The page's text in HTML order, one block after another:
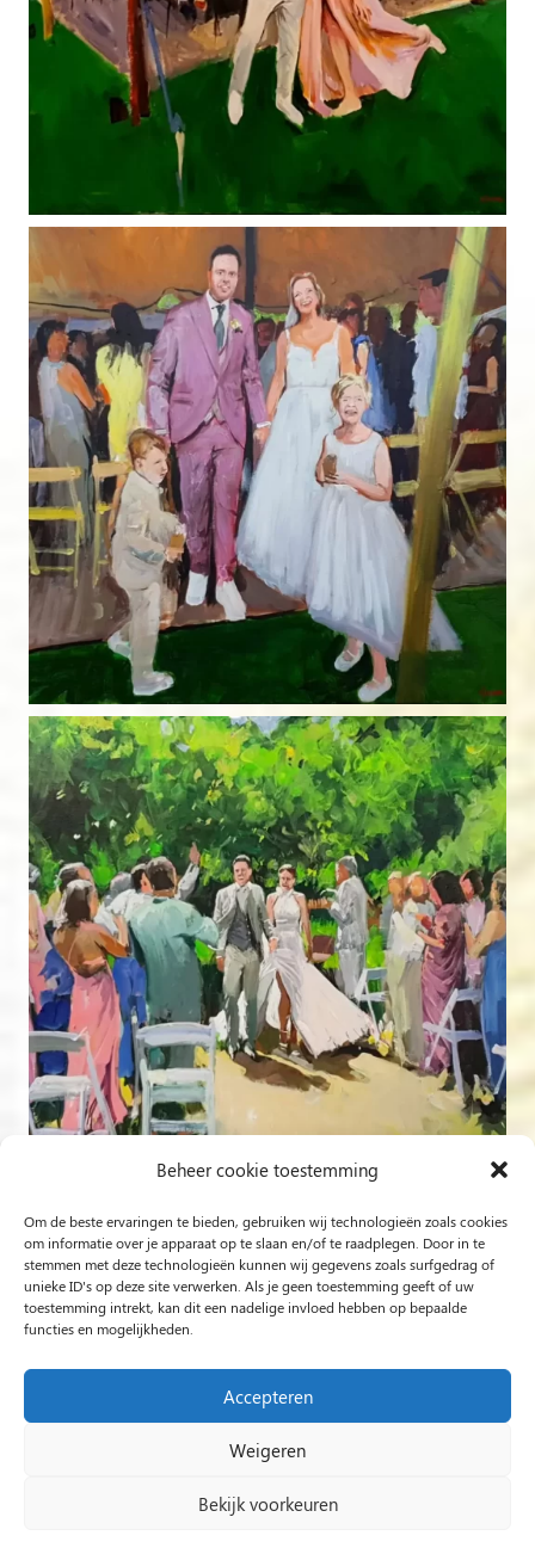
Beheer cookie toestemming
Om de beste ervaringen te bieden, gebruiken wij technologieën zoals cookies
om informatie over je apparaat op te slaan en/of te raadplegen. Door in te
stemmen met deze technologieën kunnen wij gegevens zoals surfgedrag of
unieke ID's op deze site verwerken. Als je geen toestemming geeft of uw
toestemming intrekt, kan dit een nadelige invloed hebben op bepaalde
functies en mogelijkheden.
Accepteren
Weigeren
Bekijk voorkeuren
Volg op Instagram
Rob Jacobs uit ’s-Hertogenbosch is een ‘Plein Air’- en
‘Live Event Painter’, schilderend bewogen door Licht en
Liefde.
2024 Rob Jacobs LIVE EVENT PAINTING / Hosted By
Impact Presentations
Schilder op bruiloft